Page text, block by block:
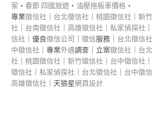
家 ‧春節 四國旅遊 ‧ 油壓拖板車價格 ‧
專業徵信社 台北徵信社 ｜桃園徵信社 ｜新
社
台南徵信社 高雄徵信社 ｜私家偵探社
信社 ｜優良徵信公司 ｜徵信服務｜ 台北徵信社
中徵信社 ｜專業外遇調查｜立案徵信社 台
社 ｜桃園徵信社 ｜新竹徵信社 台中徵信社
徵信社 ｜私家偵探社 台北徵信社 台中徵
高雄徵信社 ｜天狼星網頁設計